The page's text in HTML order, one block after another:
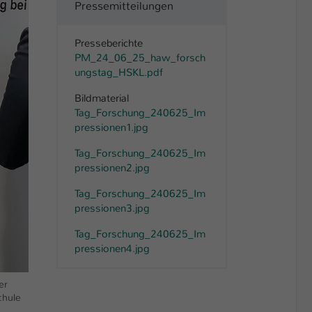
Pressemitteilungen
Presseberichte
PM_24_06_25_haw_forsch
ungstag_HSKL.pdf
Bildmaterial
Tag_Forschung_240625_Im
pressionen1.jpg
Tag_Forschung_240625_Im
pressionen2.jpg
Tag_Forschung_240625_Im
pressionen3.jpg
Tag_Forschung_240625_Im
pressionen4.jpg